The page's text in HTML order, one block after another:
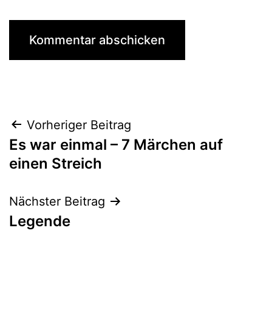
Beitrags-
Navigation
Vorheriger Beitrag
Es war einmal – 7 Märchen auf
einen Streich
Nächster Beitrag
Legende